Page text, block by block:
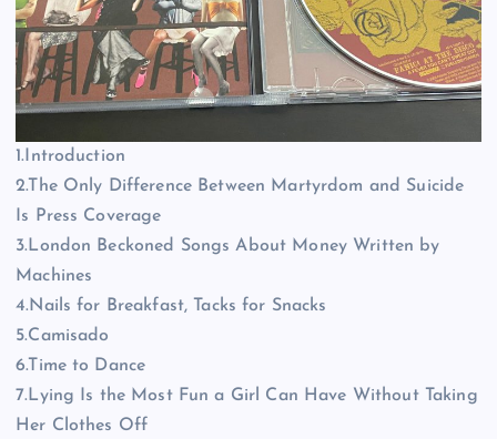
1.Introduction
2.The Only Difference Between Martyrdom and Suicide
Is Press Coverage
3.London Beckoned Songs About Money Written by
Machines
4.Nails for Breakfast, Tacks for Snacks
5.Camisado
6.Time to Dance
7.Lying Is the Most Fun a Girl Can Have Without Taking
Her Clothes Off